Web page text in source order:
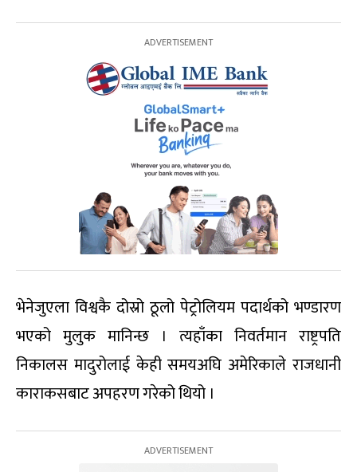
भेनेजुएला विश्वकै दोस्रो ठूलो पेट्रोलियम पदार्थको भण्डारण
भएको मुलुक मानिन्छ । त्यहाँका निवर्तमान राष्ट्रपति
निकालस मादुरोलाई केही समयअघि अमेरिकाले राजधानी
काराकसबाट अपहरण गरेको थियो ।